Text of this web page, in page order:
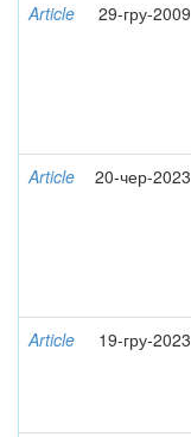
Article 29-гру-2009
Article
20-чер-2023
Article
19-гру-2023